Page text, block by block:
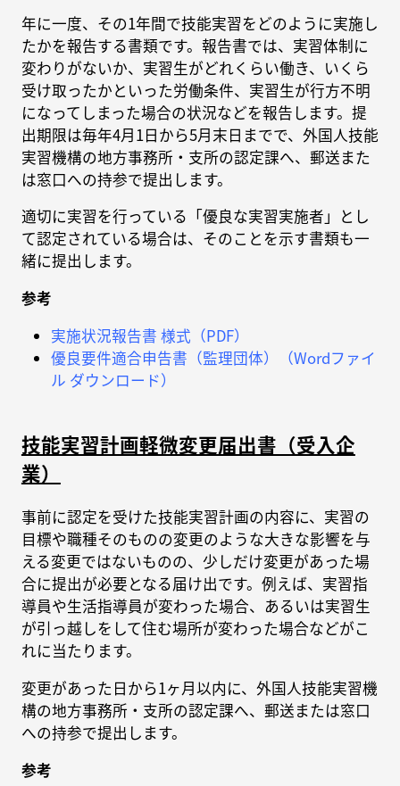
年に一度、その1年間で技能実習をどのように実施し
たかを報告する書類です。報告書では、実習体制に
変わりがないか、実習生がどれくらい働き、いくら
受け取ったかといった労働条件、実習生が行方不明
になってしまった場合の状況などを報告します。提
出期限は毎年4月1日から5月末日までで、外国人技能
実習機構の地方事務所・支所の認定課へ、郵送また
は窓口への持参で提出します。
適切に実習を行っている「優良な実習実施者」とし
て認定されている場合は、そのことを示す書類も一
緒に提出します。
参考
実施状況報告書 様式（PDF）
優良要件適合申告書（監理団体）（Wordファイ
ル ダウンロード）
技能実習計画軽微変更届出書（受入企
業）
事前に認定を受けた技能実習計画の内容に、実習の
目標や職種そのものの変更のような大きな影響を与
える変更ではないものの、少しだけ変更があった場
合に提出が必要となる届け出です。例えば、実習指
導員や生活指導員が変わった場合、あるいは実習生
が引っ越しをして住む場所が変わった場合などがこ
れに当たります。
変更があった日から1ヶ月以内に、外国人技能実習機
構の地方事務所・支所の認定課へ、郵送または窓口
への持参で提出します。
参考